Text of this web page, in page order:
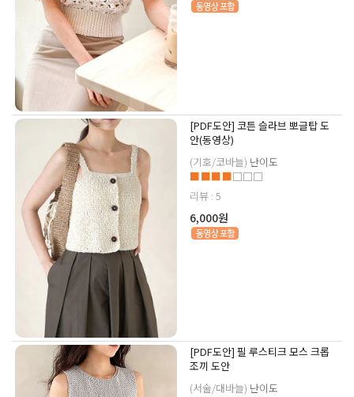
[PDF도안] 코튼 슬라브 뽀글탑 도
안(동영상)
(기호/코바늘) 난이도
■■■■□□□
리뷰 : 5
6,000원
[PDF도안] 필 루스티크 모스 크롭
조끼 도안
(서술/대바늘) 난이도